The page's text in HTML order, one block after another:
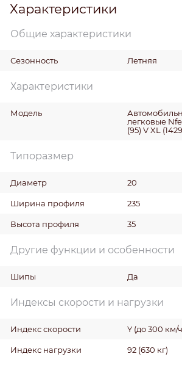
Характеристики
Общие характеристики
Сезонность Летняя
Характеристики
Модель
легковые
(95) V XL
Типоразмер
Диаметр 20
Ширина профиля 235
Высота профиля 35
Другие функции и особенности
Шипы Да
Индексы скорости и нагрузки
Индекс скорости Y (до 300 км/
Индекс нагрузки 92 (630 кг)